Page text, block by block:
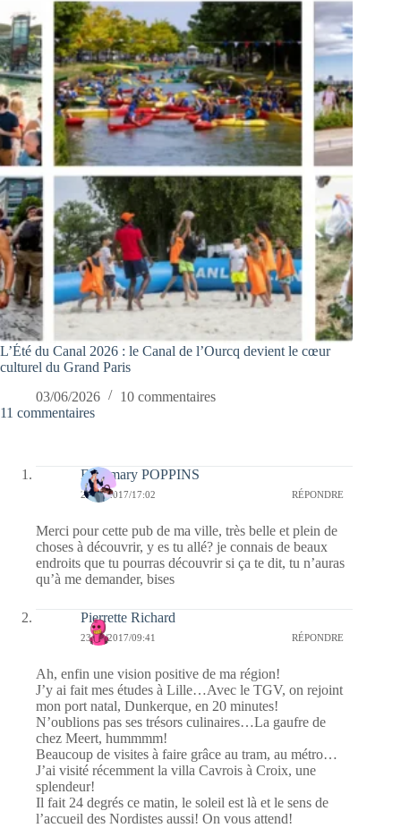
L’Été du Canal 2026 : le Canal de l’Ourcq devient le cœur
culturel du Grand Paris
03/06/2026
10 commentaires
11 commentaires
Fabymary POPPINS
25/05/2017/17:02 RÉPONDRE
Merci pour cette pub de ma ville, très belle et plein de
choses à découvrir, y es tu allé? je connais de beaux
endroits que tu pourras découvrir si ça te dit, tu n’auras
qu’à me demander, bises
Pierrette Richard
23/05/2017/09:41 RÉPONDRE
Ah, enfin une vision positive de ma région!
J’y ai fait mes études à Lille…Avec le TGV, on rejoint
mon port natal, Dunkerque, en 20 minutes!
N’oublions pas ses trésors culinaires…La gaufre de
chez Meert, hummmm!
Beaucoup de visites à faire grâce au tram, au métro…
J’ai visité récemment la villa Cavrois à Croix, une
splendeur!
Il fait 24 degrés ce matin, le soleil est là et le sens de
l’accueil des Nordistes aussi! On vous attend!